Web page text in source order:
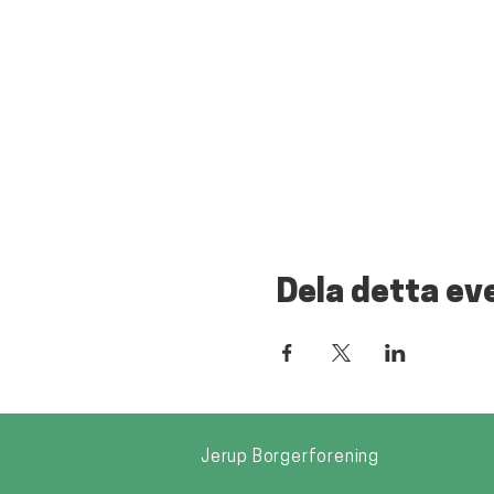
Dela detta
Jerup Borgerforening